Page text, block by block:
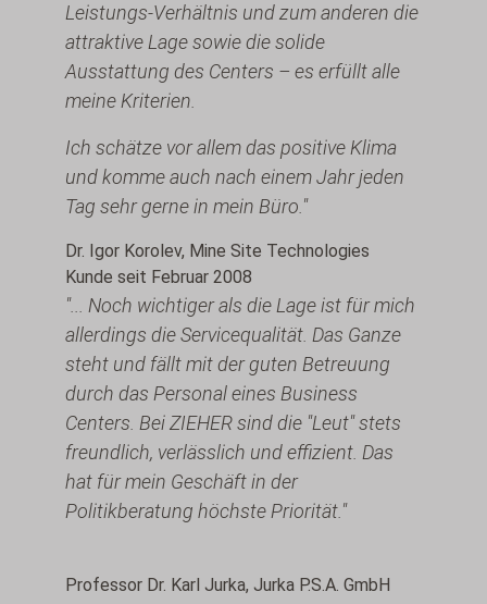
Leistungs-Verhältnis und zum anderen die
attraktive Lage sowie die solide
Ausstattung des Centers – es erfüllt alle
meine Kriterien.
Ich schätze vor allem das positive Klima
und komme auch nach einem Jahr jeden
Tag sehr gerne in mein Büro."
Dr. Igor Korolev, Mine Site Technologies
Kunde seit Februar 2008
"... Noch wichtiger als die Lage ist für mich
allerdings die Servicequalität. Das Ganze
steht und fällt mit der guten Betreuung
durch das Personal eines Business
Centers. Bei ZIEHER sind die "Leut" stets
freundlich, verlässlich und effizient. Das
hat für mein Geschäft in der
Politikberatung höchste Priorität."
Professor Dr. Karl Jurka, Jurka P.S.A. GmbH